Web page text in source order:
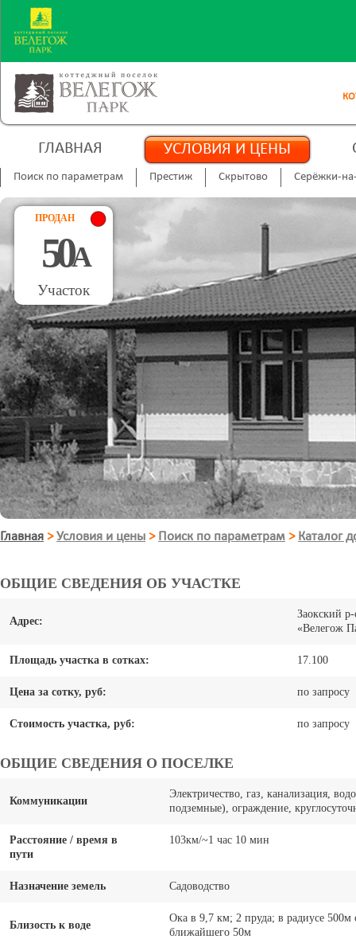
ГЛАВНАЯ УСЛОВИЯ И ЦЕНЫ
Поиск по параметрам Престиж Скрытово Серёжки-
Главная >Условия и цены > Поиск по параметрам > Каталог
ПРОДАН
50А
Участок
ОБЩИЕ СВЕДЕНИЯ ОБ УЧАСТКЕ
Адрес:
Заокский
«Велегож
Площадь участка в сотках: 17.100
Цена за сотку, руб: по запросу
Стоимость участка, руб: по запросу
ОБЩИЕ СВЕДЕНИЯ О ПОСЕЛКЕ
Коммуникации
Электричество, газ, канализация,
подземные), ограждение,
Расстояние / время в
пути
103км/~1 час 10 мин
Назначение земель Садоводство
Близость к воде
Ока в 9,7 км; 2 пруда; в радиусе 500м
ближайшего 50м